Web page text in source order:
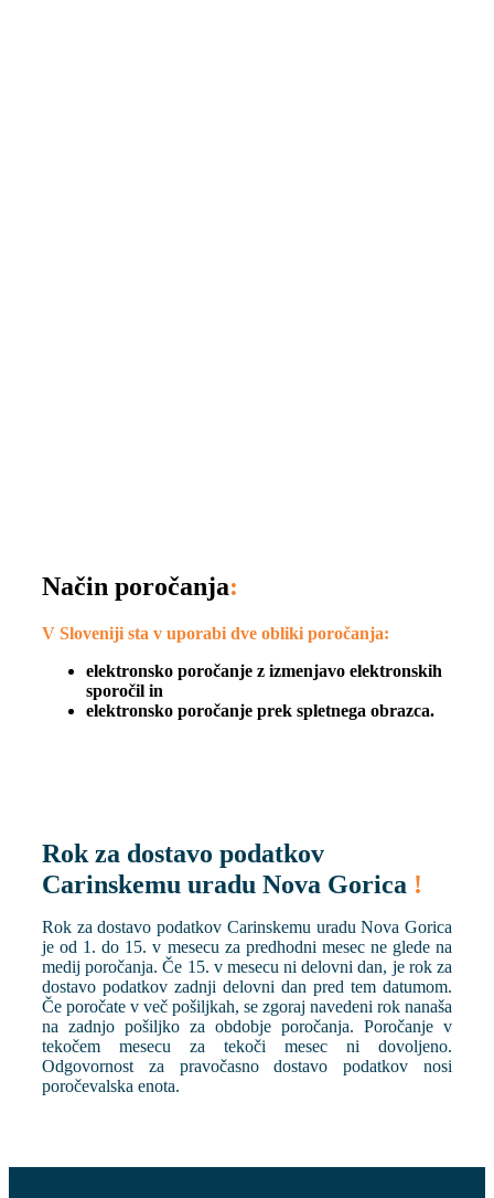
Način poročanja:
V Sloveniji sta v uporabi dve obliki poročanja:
elektronsko poročanje z izmenjavo elektronskih
sporočil in
elektronsko poročanje prek spletnega obrazca.
Rok za dostavo podatkov
Carinskemu uradu Nova Gorica !
Rok za dostavo podatkov Carinskemu uradu Nova Gorica
je od 1. do 15. v mesecu za predhodni mesec ne glede na
medij poročanja. Če 15. v mesecu ni delovni dan, je rok za
dostavo podatkov zadnji delovni dan pred tem datumom.
Če poročate v več pošiljkah, se zgoraj navedeni rok nanaša
na zadnjo pošiljko za obdobje poročanja. Poročanje v
tekočem mesecu za tekoči mesec ni dovoljeno.
Odgovornost za pravočasno dostavo podatkov nosi
poročevalska enota.